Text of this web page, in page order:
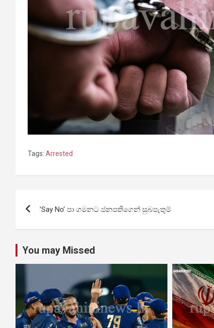
Tags: Arrested
navigation
‍’Say No’ පා ගමනට ජනපතිගෙන් සුබපැතුම්
You may Missed